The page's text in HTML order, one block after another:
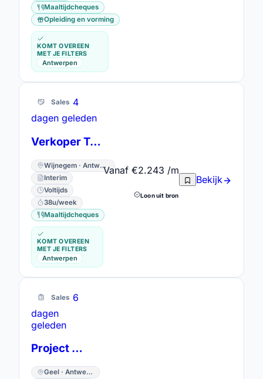
Maaltijdcheques
Opleiding en vorming
KOMT OVEREEN
MET JE FILTERS
Antwerpen
Sales 4
dagen geleden
Verkoper Telecom Wijnegem en Brasschaat
Wijnegem · Antwerpen
Interim
Voltijds
38u/week
Maaltijdcheques
KOMT OVEREEN
MET JE FILTERS
Antwerpen
Vanaf €2.243 /m
Loon uit bron
Bekijk
Sales 6
dagen
geleden
Project Consultant
Geel · Antwerpen